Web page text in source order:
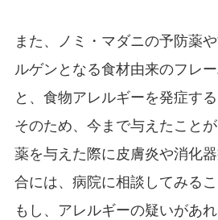
また、ノミ・マダニの予防薬
ルゲンとなる食材由来のフレ
と、食物アレルギーを発症す
そのため、今まで与えたこと
薬を与えた際に皮膚炎や消化
合には、病院に相談してみるこ
もし、アレルギーの疑いがあ